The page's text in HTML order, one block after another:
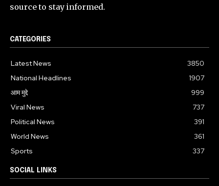
source to stay informed.
CATEGORIES
Latest News
3850
National Headlines
1907
आम मुद्दे
999
Viral News
737
Political News
391
World News
361
Sports
337
SOCIAL LINKS